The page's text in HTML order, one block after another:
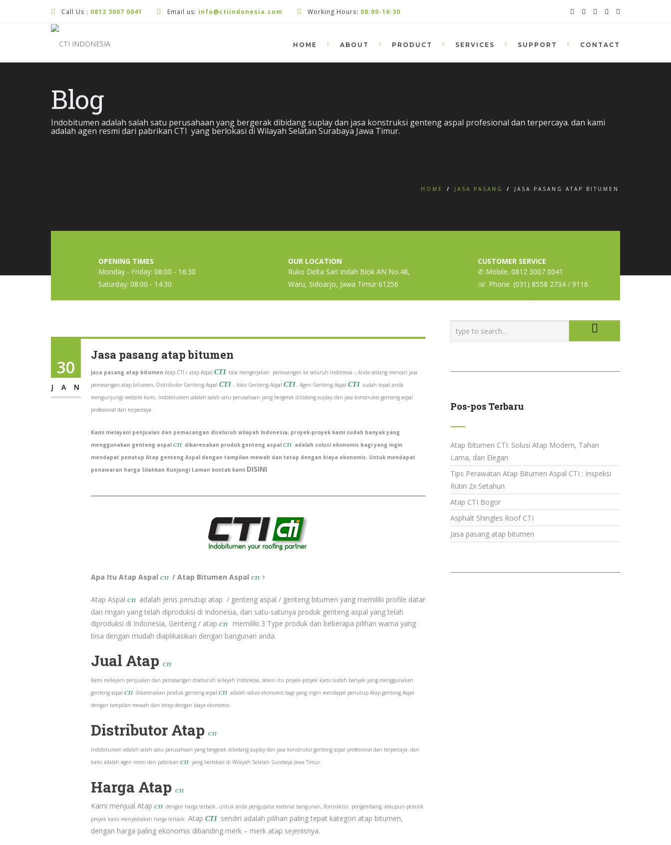
Call Us : 0812 3007 0041 Email us: info@ctiindonesia.com Working Hours: 08:00-16:30
HOME ABOUT PRODUCT SERVICES SUPPORT CONTACT
Blog
Indobitumen adalah salah satu perusahaan yang bergerak dibidang suplay dan jasa konstruksi genteng aspal profesional dan terpercaya. dan kami
adalah agen resmi dari pabrikan CTI yang berlokasi di Wilayah Selatan Surabaya Jawa Timur.
HOME / JASA PASANG / JASA PASANG ATAP BITUMEN
OPENING TIMES
Monday - Friday: 08:00 - 16:30
Saturday: 08:00 - 14:30
OUR LOCATION
Ruko Delta Sari Indah Blok AN No.48,
Waru, Sidoarjo, Jawa Timur 61256
CUSTOMER SERVICE
✆ Mobile. 0812 3007 0041
☏ Phone. (031) 8558 2734 / 9116
30
JAN
Jasa pasang atap bitumen
Jasa pasang atap bitumen Atap CTI / atap Aspal CTI bisa mengerjakan pemasangan ke seluruh Indonesia – Anda sedang mencari jasa
pemasangan atap bitumen, Distributor Genteng Aspal CTI , toko Genteng Aspal CTI , Agen Genteng Aspal CTI .sudah tepat anda
mengunjungi website kami, Indobitumen adalah salah satu perusahaan yang bergerak dibidang suplay dan jasa konstruksi genteng aspal
profesional dan terpercaya.
Kami melayani penjualan dan pemasangan diseluruh wilayah Indonesia, proyek-proyek kami sudah banyak yang
menggunakan genteng aspal CTI dikarenakan produk genteng aspal CTI
adalah solusi ekonomis bagi yang ingin
mendapat penutup Atap genteng Aspal dengan tampilan mewah dan tetap dengan biaya ekonomis. Untuk mendapat
penawaran harga Silahkan Kunjungi Laman kontak kami DISINI
Apa Itu Atap Aspal CTI / Atap Bitumen Aspal CTI ?
Atap Aspal CTI
adalah jenis penutup atap / genteng aspal / genteng bitumen yang memiliki profile datar
dan ringan yang telah diproduksi di Indonesia, dan satu-satunya produk genteng aspal yang telah
diproduksi di Indonesia, Genteng / atap CTI
memiliki 3 Type produk dan beberapa pilihan warna yang
bisa dengan mudah diaplikasikan dengan bangunan anda.
Jual Atap CTI
Kami melayani penjualan dan pemasangan diseluruh wilayah Indonesia, selain itu proyek-proyek kami sudah banyak yang menggunakan
genteng aspal CTI dikarenakan produk genteng aspal CTI adalah solusi ekonomis bagi yang ingin mendapat penutup Atap genteng Aspal
dengan tampilan mewah dan tetap dengan biaya ekonomis.
Distributor Atap CTI
Indobitumen adalah salah satu perusahaan yang bergerak dibidang suplay dan jasa konstruksi genteng aspal profesional dan terpercaya. dan
kami adalah agen resmi dari pabrikan CTI yang berlokasi di Wilayah Selatan Surabaya Jawa Timur.
Harga Atap CTI
Kami menjual Atap CTI dengan harga terbaik, untuk anda pengusaha material bangunan, Kontraktor, pengembang, ataupun pemilik
proyek kami menyediakan harga terbaik. Atap CTIsendiri adalah pilihan paling tepat kategori atap bitumen,
dengan harga paling ekonomis dibanding merk – merk atap sejenisnya.
Pos-pos Terbaru
Atap Bitumen CTI: Solusi Atap Modern, Tahan
Lama, dan Elegan
Tips Perawatan Atap Bitumen Aspal CTI : Inspeksi
Rutin 2x Setahun
Atap CTI Bogor
Asphalt Shingles Roof CTI
Jasa pasang atap bitumen